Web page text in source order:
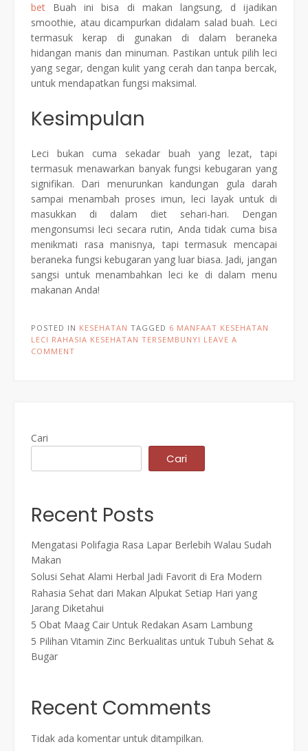
bet Buah ini bisa di makan langsung, d ijadikan
smoothie, atau dicampurkan didalam salad buah. Leci
termasuk kerap di gunakan di dalam beraneka
hidangan manis dan minuman. Pastikan untuk pilih leci
yang segar, dengan kulit yang cerah dan tanpa bercak,
untuk mendapatkan fungsi maksimal.
Kesimpulan
Leci bukan cuma sekadar buah yang lezat, tapi
termasuk menawarkan banyak fungsi kebugaran yang
signifikan. Dari menurunkan kandungan gula darah
sampai menambah proses imun, leci layak untuk di
masukkan di dalam diet sehari-hari. Dengan
mengonsumsi leci secara rutin, Anda tidak cuma bisa
menikmati rasa manisnya, tapi termasuk mencapai
beraneka fungsi kebugaran yang luar biasa. Jadi, jangan
sangsi untuk menambahkan leci ke di dalam menu
makanan Anda!
POSTED IN KESEHATAN TAGGED 6 MANFAAT KESEHATAN
LECI RAHASIA KESEHATAN TERSEMBUNYI LEAVE A
COMMENT
Cari
Cari
Recent Posts
Mengatasi Polifagia Rasa Lapar Berlebih Walau Sudah
Makan
Solusi Sehat Alami Herbal Jadi Favorit di Era Modern
Rahasia Sehat dari Makan Alpukat Setiap Hari yang
Jarang Diketahui
5 Obat Maag Cair Untuk Redakan Asam Lambung
5 Pilihan Vitamin Zinc Berkualitas untuk Tubuh Sehat &
Bugar
Recent Comments
Tidak ada komentar untuk ditampilkan.